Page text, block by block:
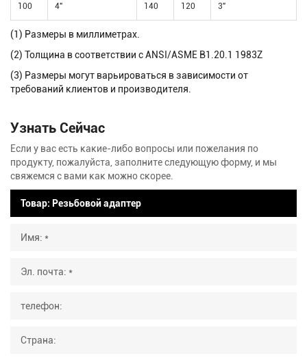
100 4" 140 120 3"
(1) Размеры в миллиметрах.
(2) Толщина в соответствии с ANSI/ASME B1.20.1 1983Z
(3) Размеры могут варьироваться в зависимости от
требований клиентов и производителя.
Узнать Сейчас
Если у вас есть какие-либо вопросы или пожелания по
продукту, пожалуйста, заполните следующую форму, и мы
свяжемся с вами как можно скорее.